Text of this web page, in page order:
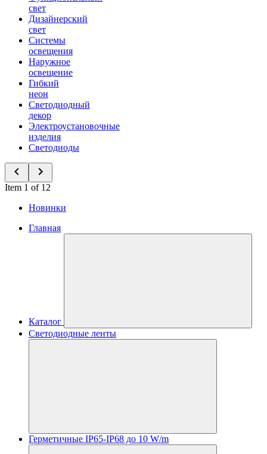
свет
Дизайнерский
свет
Системы
освещения
Наружное
освещение
Гибкий
неон
Светодиодный
декор
Электроустановочные
изделия
Светодиоды
Item 1 of 12
Новинки
Главная
Каталог
Светодиодные ленты
Герметичные IP65-IP68 до 10 W/m